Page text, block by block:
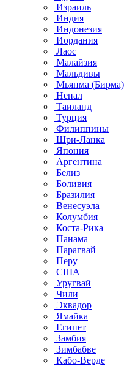
Израиль
Индия
Индонезия
Иордания
Лаос
Малайзия
Мальдивы
Мьянма (Бирма)
Непал
Таиланд
Турция
Филиппины
Шри-Ланка
Япония
Аргентина
Белиз
Боливия
Бразилия
Венесуэла
Колумбия
Коста-Рика
Панама
Парагвай
Перу
США
Уругвай
Чили
Эквадор
Ямайка
Египет
Замбия
Зимбабве
Кабо-Верде